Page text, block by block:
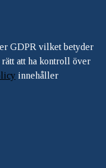
GDPR vilket betyder
att ha kontroll över
innehåller